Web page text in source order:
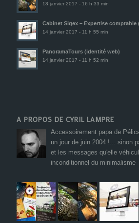
18 janvier 2017 - 16 h 33 min
Cabinet Sigex – Expertise comptable
14 janvier 2017 - 11 h 55 min
PanoramaTours (identité web)
14 janvier 2017 - 11 h 52 min
A PROPOS DE CYRIL LAMPRE
Accessoirement papa de
un jour de juin 2004 !... sinon
et les messages qu'elle
inconditionnel du minimalisme